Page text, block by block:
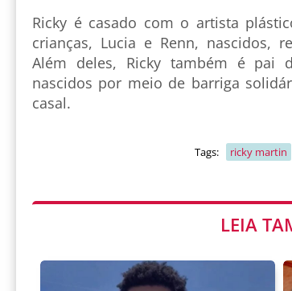
Ricky é casado com o artista
crianças, Lucia e Renn, nascidos,
Além deles, Ricky também é pai
nascidos por meio de barriga
casal.
Tags: ricky martin
LEIA